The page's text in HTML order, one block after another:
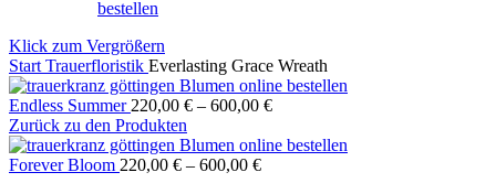
Klick zum Vergrößern
Start Trauerfloristik Everlasting Grace Wreath
Endless Summer 220,00 € – 600,00 €
Zurück zu den Produkten
Forever Bloom 220,00 € – 600,00 €